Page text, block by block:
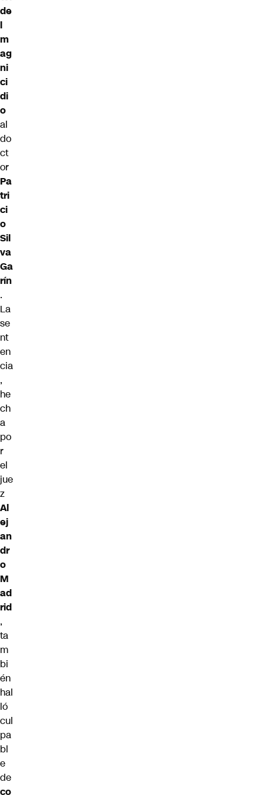
de
l
m
ag
ni
ci
di
o
al
do
ct
or
Pa
tri
ci
o
Sil
va
Ga
rín
.
La
se
nt
en
cia
,
he
ch
a
po
r
el
jue
z
Al
ej
an
dr
o
M
ad
rid
,
ta
m
bi
én
hal
ló
cul
pa
bl
e
de
co